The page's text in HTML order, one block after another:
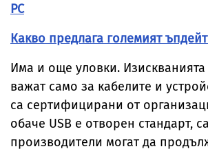
PC
Какво предлага големият
Има и още уловки. Изискванията
важат само за кабелите и
са сертифицирани от
обаче USB е отворен стандарт,
производители могат да